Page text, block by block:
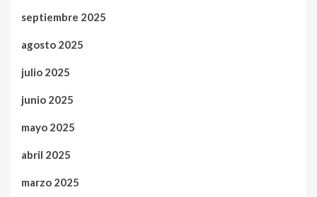
septiembre 2025
agosto 2025
julio 2025
junio 2025
mayo 2025
abril 2025
marzo 2025